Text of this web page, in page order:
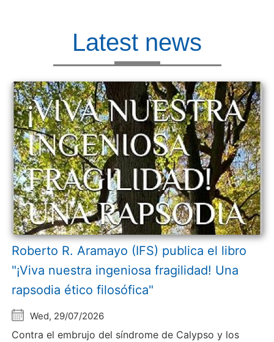
Latest news
Roberto R. Aramayo (IFS) publica el libro
"¡Viva nuestra ingeniosa fragilidad! Una
rapsodia ético filosófica"
Wed, 29/07/2026
Contra el embrujo del síndrome de Calypso y los